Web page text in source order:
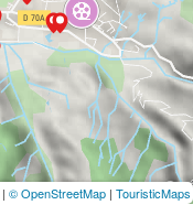
| © OpenStreetMap | TouristicMaps